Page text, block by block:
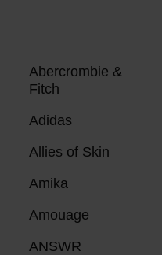
Abercrombie &
Fitch
Adidas
Allies of Skin
Amika
Amouage
ANSWR